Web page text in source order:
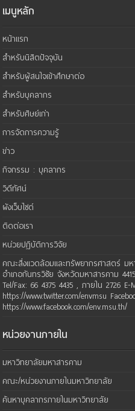
เมนูหลัก
หน้าแรก
สำหรับนิสิตปัจจุบัน
สำหรับผู้สนใจเข้าศึกษาต่อ
สำหรับบุคลากร
สำหรับศิษย์เก่า
การจัดการความรู้
ข่าว
กิจกรรม : บุคลากร
วิดีทัศน์
ผังเว็บไซต์
ติดต่อเรา
หน่วยปฏิบัติการวิจัย
คณะสิ่งแวดล้อมและทรัพยากรศาสตร์ ม
อำเภอกันทรวิชัย จังหวัดมหาสารคาม
Tel/Fax: 66 4375 4435 , ภายใน 2726
https://www.twitter.com/envmsu
https://www.facebook.com/env.msu.th/
หน่วยงานภายใน
มหาวิทยาลัยมหาสารคาม
คณะ/หน่วยงานภายในมหาวิทยาลัย
ค้นหาบุคลากรภายในมหาวิทยาลัย